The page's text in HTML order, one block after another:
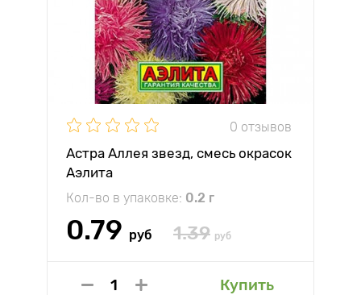
0 отзывов
Астра Аллея звезд, смесь окрасок
Аэлита
Кол-во в упаковке: 0.2 г
0.79 руб 1.39 руб
Купить